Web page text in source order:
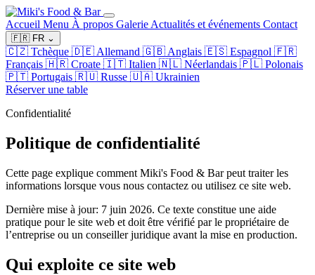
Accueil Menu À propos Galerie Actualités et événements Contact
🇫🇷 FR ⌄
🇨🇿 Tchèque 🇩🇪 Allemand 🇬🇧 Anglais 🇪🇸 Espagnol 🇫🇷
Français 🇭🇷 Croate 🇮🇹 Italien 🇳🇱 Néerlandais 🇵🇱 Polonais
🇵🇹 Portugais 🇷🇺 Russe 🇺🇦 Ukrainien
Réserver une table
Confidentialité
Politique de confidentialité
Cette page explique comment Miki's Food & Bar peut traiter les
informations lorsque vous nous contactez ou utilisez ce site web.
Dernière mise à jour: 7 juin 2026. Ce texte constitue une aide
pratique pour le site web et doit être vérifié par le propriétaire de
l’entreprise ou un conseiller juridique avant la mise en production.
Qui exploite ce site web